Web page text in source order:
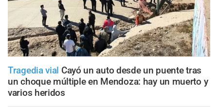
Tragedia vial Cayó un auto desde un puente tras
un choque múltiple en Mendoza: hay un muerto y
varios heridos